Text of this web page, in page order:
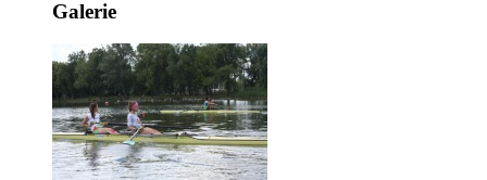
Galerie